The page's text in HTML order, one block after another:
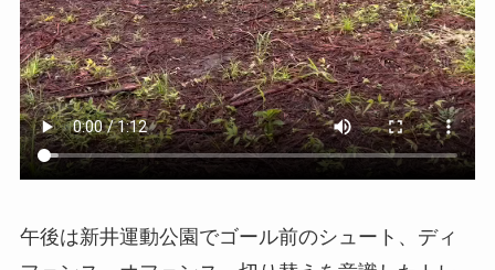
午後は新井運動公園でゴール前のシュート、ディ